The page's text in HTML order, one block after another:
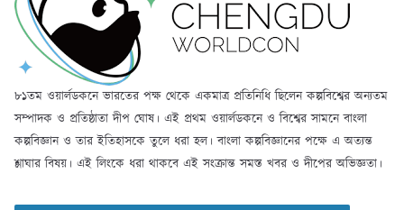
৮১তম ওয়ার্লডকনে ভারতের পক্ষ থেকে একমাত্র প্রতিনিধি ছিলেন কল্পবিশ্বের অন্যতম
সম্পাদক ও প্রতিষ্ঠাতা দীপ ঘোষ। এই প্রথম ওয়ার্লডকনে ও বিশ্বের সামনে বাংলা
কল্পবিজ্ঞান ও তার ইতিহাসকে তুলে ধরা হল। বাংলা কল্পবিজ্ঞানের পক্ষে এ অত্যন্ত
শ্লাঘার বিষয়। এই লিংকে ধরা থাকবে এই সংক্রান্ত সমস্ত খবর ও দীপের অভিজ্ঞতা।